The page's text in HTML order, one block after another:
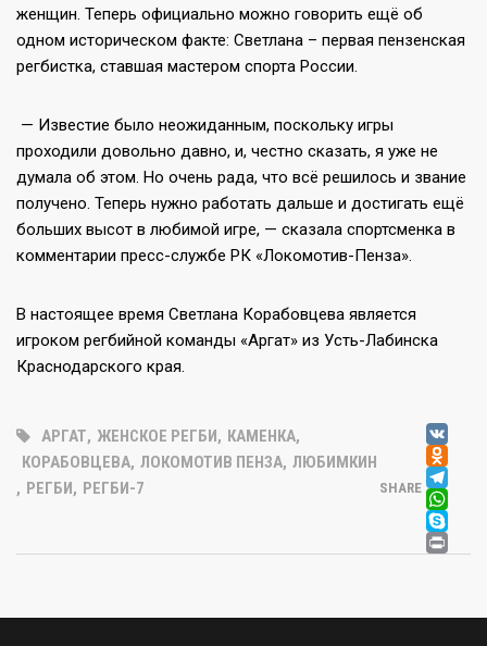
женщин. Теперь официально можно говорить ещё об
одном историческом факте: Светлана – первая пензенская
регбистка, ставшая мастером спорта России.
— Известие было неожиданным, поскольку игры
проходили довольно давно, и, честно сказать, я уже не
думала об этом. Но очень рада, что всё решилось и звание
получено. Теперь нужно работать дальше и достигать ещё
больших высот в любимой игре, — сказала спортсменка в
комментарии пресс-службе РК «Локомотив-Пенза».
В настоящее время Светлана Корабовцева является
игроком регбийной команды «Аргат» из Усть-Лабинска
Краснодарского края.
АРГАТ, ЖЕНСКОЕ РЕГБИ, КАМЕНКА,
КОРАБОВЦЕВА, ЛОКОМОТИВ ПЕНЗА, ЛЮБИМКИН
, РЕГБИ, РЕГБИ-7 SHARE